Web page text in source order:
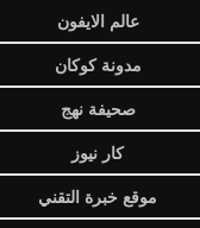
عالم الايفون
مدونة كوكان
صحيفة نهج
كار نيوز
موقع خبرة التقني